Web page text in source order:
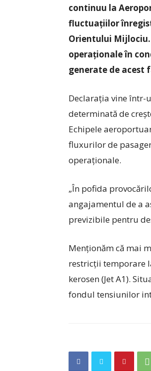
continuu la
fluctuațiilor
Orientului
operaționale în
generate de acest
Declarația vine într-
determinată de
Echipele
fluxurilor de
operaționale.
„În pofida
angajamentul de a
previzibile pentru
Menționăm că mai
restricții temporare
kerosen (Jet A1).
fondul tensiunilor